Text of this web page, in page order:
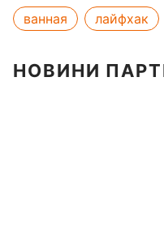
ванная лайфхак
НОВИНИ